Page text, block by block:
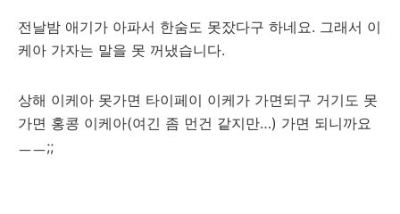
전날밤 애기가 아파서 한숨도 못잤다구 하네요. 그래서 이
케아 가자는 말을 못 꺼냈습니다.
상해 이케아 못가면 타이페이 이케가 가면되구 거기도 못
가면 홍콩 이케아(여긴 좀 먼건 같지만…) 가면 되니까요
ㅡㅡ;;